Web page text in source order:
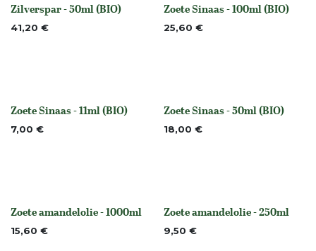
None
Zilverspar - 50ml (BIO)
41,20 € None
Zoete Sinaas - 100ml (BIO)
25,60 €
None
Zoete Sinaas - 11ml (BIO)
7,00 € None
Zoete Sinaas - 50ml (BIO)
18,00 €
None
Zoete amandelolie - 1000ml
15,60 € None
Zoete amandelolie - 250ml
9,50 €